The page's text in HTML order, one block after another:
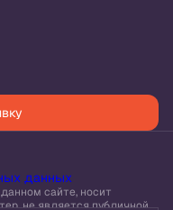
данных
сайте, носит
не является публичной